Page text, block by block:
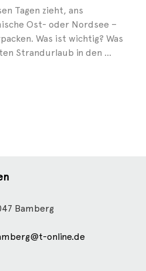
Tagen zieht, ans
Ost- oder Nordsee –
Was ist wichtig? Was
Strandurlaub in den ...
Bamberg
online.de